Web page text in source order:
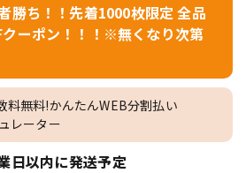
勝ち！！先着1000枚限定 全品
クーポン！！！※無くなり次第
料無料!かんたんWEB分割払い
レーター
日以内に発送予定